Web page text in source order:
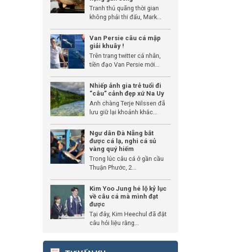
Tranh thủ quãng thời gian
không phải thi đấu, Mark...
Van Persie câu cá mập
giải khuây !
Trên trang twitter cá nhân,
tiền đạo Van Persie mới...
Nhiếp ảnh gia trẻ tuổi đi
“câu” cảnh đẹp xứ Na Uy
Anh chàng Terje Nilssen đã
lưu giữ lại khoảnh khắc...
Ngư dân Đà Nẵng bắt
được cá lạ, nghi cá sủ
vàng quý hiếm
Trong lúc câu cá ở gần cầu
Thuận Phước, 2...
Kim Yoo Jung hé lộ kỷ lục
về câu cá mà mình đạt
được
Tại đây, Kim Heechul đã đặt
câu hỏi liệu rằng...